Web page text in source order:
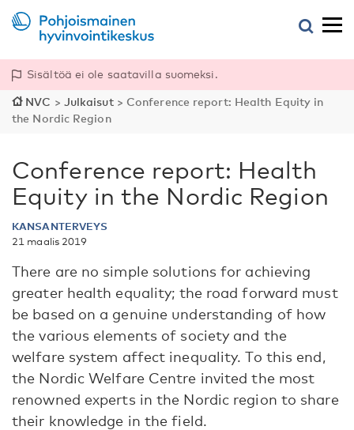
Sisältöä ei ole saatavilla suomeksi.
NVC > Julkaisut> Conference report: Health Equity in
the Nordic Region
Conference report: Health
Equity in the Nordic Region
KANSANTERVEYS
21 maalis 2019
There are no simple solutions for achieving
greater health equality; the road forward must
be based on a genuine understanding of how
the various elements of society and the
welfare system affect inequality. To this end,
the Nordic Welfare Centre invited the most
renowned experts in the Nordic region to share
their knowledge in the field.